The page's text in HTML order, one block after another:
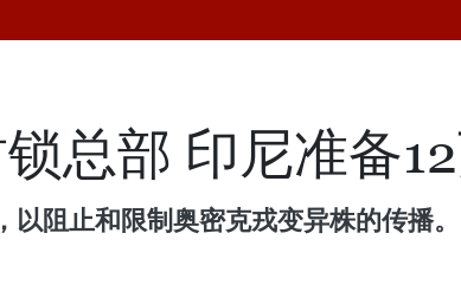
总部 印尼准备
阻止和限制奥密克戎变异株的传播。